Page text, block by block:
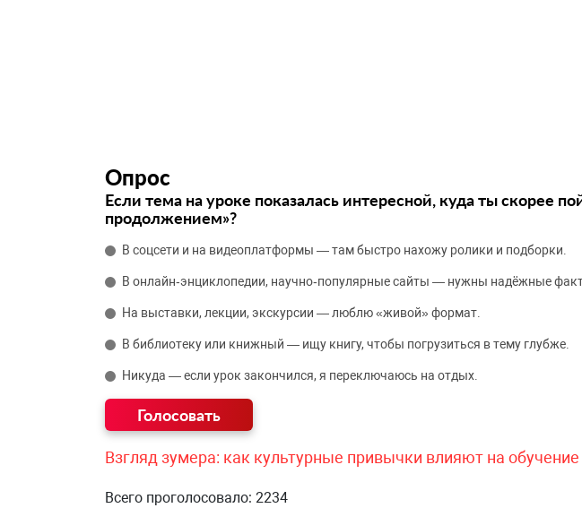
Опрос
Если тема на уроке показалась интересной, куда ты скорее
продолжением»?
В соцсети и на видеоплатформы — там быстро нахожу ролики и подборки.
В онлайн‑энциклопедии, научно‑популярные сайты — нужны надёжные
На выставки, лекции, экскурсии — люблю «живой» формат.
В библиотеку или книжный — ищу книгу, чтобы погрузиться в тему глубже.
Никуда — если урок закончился, я переключаюсь на отдых.
Взгляд зумера: как культурные привычки влияют на обучение
Всего проголосовало: 2234